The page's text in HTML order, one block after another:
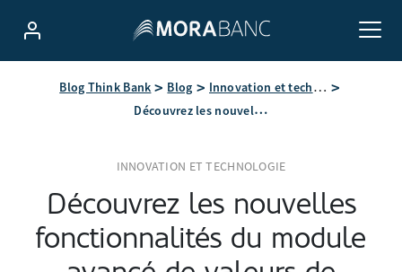
Blog Think Bank Blog Innovation et technologie
Découvrez les nouvelles fonctionnalités du module avancé de valeurs de MoraBanc Online
INNOVATION ET TECHNOLOGIE
Découvrez les nouvelles
fonctionnalités du module